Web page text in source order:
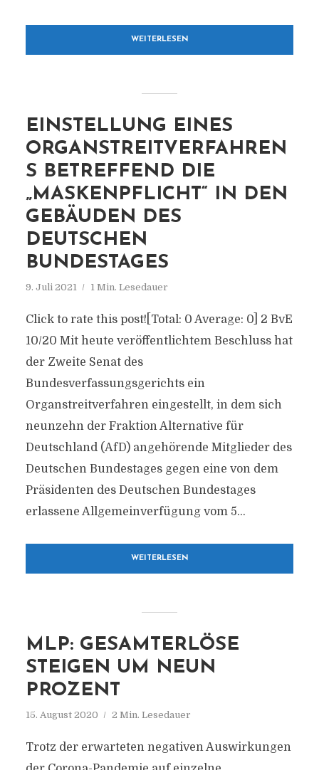
WEITERLESEN
EINSTELLUNG EINES
ORGANSTREITVERFAHREN
S BETREFFEND DIE
„MASKENPFLICHT“ IN DEN
GEBÄUDEN DES
DEUTSCHEN
BUNDESTAGES
9. Juli 2021 1 Min. Lesedauer
Click to rate this post![Total: 0 Average: 0] 2 BvE
10/20 Mit heute veröffentlichtem Beschluss hat
der Zweite Senat des
Bundesverfassungsgerichts ein
Organstreitverfahren eingestellt, in dem sich
neunzehn der Fraktion Alternative für
Deutschland (AfD) angehörende Mitglieder des
Deutschen Bundestages gegen eine von dem
Präsidenten des Deutschen Bundestages
erlassene Allgemeinverfügung vom 5...
WEITERLESEN
MLP: GESAMTERLÖSE
STEIGEN UM NEUN
PROZENT
15. August 2020 2 Min. Lesedauer
Trotz der erwarteten negativen Auswirkungen